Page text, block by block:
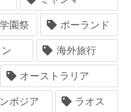
学園祭 ポーランド
海外旅行
オーストラリア
ボジア ラオス